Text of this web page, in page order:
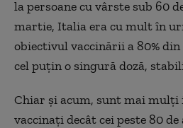
la persoane cu vârste sub 60
martie, Italia era cu mult în
obiectivul vaccinării a 80% din
cel puțin o singură doză,
Chiar și acum, sunt mai mulți
vaccinați decât cei peste 80